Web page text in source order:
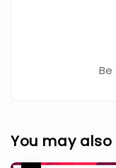
You may also